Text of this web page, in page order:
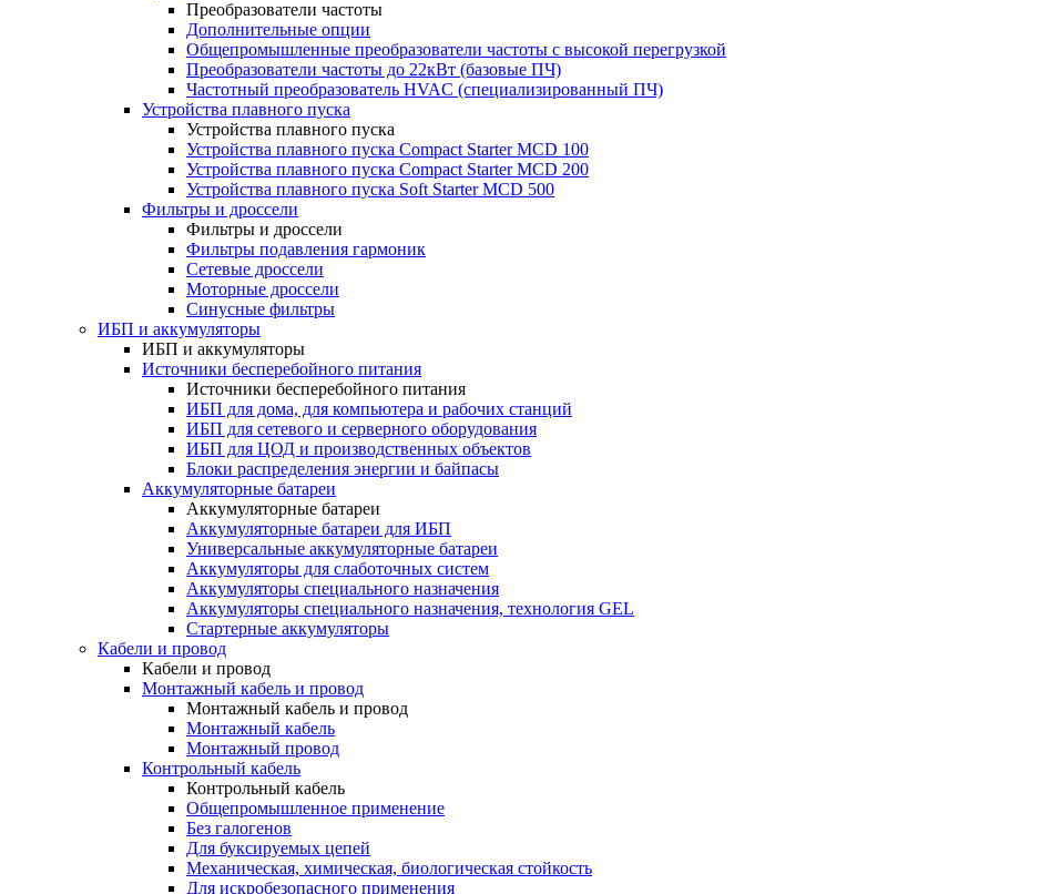
Преобразователи частоты
Дополнительные опции
Общепромышленные преобразователи частоты с высокой перегрузкой
Преобразователи частоты до 22кВт (базовые ПЧ)
Частотный преобразователь HVAC (специализированный ПЧ)
Устройства плавного пуска
Устройства плавного пуска
Устройства плавного пуска Compact Starter MCD 100
Устройства плавного пуска Compact Starter MCD 200
Устройства плавного пуска Soft Starter MCD 500
Фильтры и дроссели
Фильтры и дроссели
Фильтры подавления гармоник
Сетевые дроссели
Моторные дроссели
Синусные фильтры
ИБП и аккумуляторы
ИБП и аккумуляторы
Источники бесперебойного питания
Источники бесперебойного питания
ИБП для дома, для компьютера и рабочих станций
ИБП для сетевого и серверного оборудования
ИБП для ЦОД и производственных объектов
Блоки распределения энергии и байпасы
Аккумуляторные батареи
Аккумуляторные батареи
Аккумуляторные батареи для ИБП
Универсальные аккумуляторные батареи
Аккумуляторы для слаботочных систем
Аккумуляторы специального назначения
Аккумуляторы специального назначения, технология GEL
Стартерные аккумуляторы
Кабели и провод
Кабели и провод
Монтажный кабель и провод
Монтажный кабель и провод
Монтажный кабель
Монтажный провод
Контрольный кабель
Контрольный кабель
Общепромышленное применение
Без галогенов
Для буксируемых цепей
Механическая, химическая, биологическая стойкость
Для искробезопасного применения